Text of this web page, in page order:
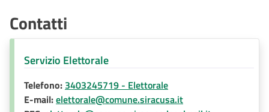
Contatti
Servizio Elettorale
Telefono: 3403245719 - Elettorale
E-mail:elettorale@comune.siracusa.it